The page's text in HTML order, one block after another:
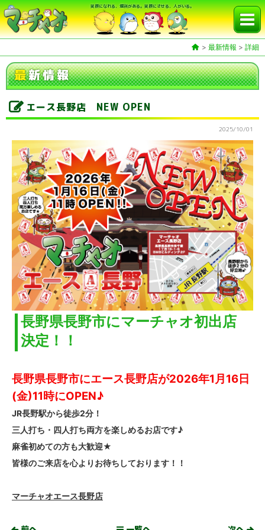
笑顔になれる、場所がある。笑顔にさせる、人がいる。
> 最新情報 > 詳細
最新情報
エース長野店 NEW OPEN
2025/10/01
長野県長野市にマーチャオ初出店
決定！！
長野県長野市にエース長野店が2026年1月16日
(金)11時にOPEN♪
JR長野駅から徒歩2分！
三人打ち・四人打ち両方を楽しめるお店です♪
麻雀初めての方も大歓迎★
皆様のご来店を心よりお待ちしております！！
マーチャオエース長野店